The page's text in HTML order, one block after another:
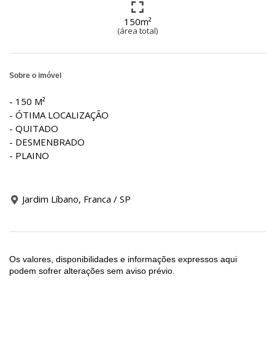
150m²
(área total)
Sobre o imóvel
- 150 M²
- ÓTIMA LOCALIZAÇÃO
- QUITADO
- DESMENBRADO
- PLAINO
Jardim Líbano, Franca / SP
Os valores, disponibilidades e informações expressos aqui
podem sofrer alterações sem aviso prévio.